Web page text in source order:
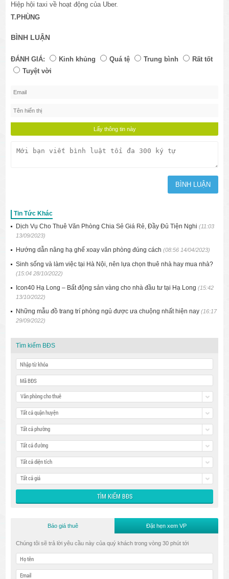
Hiệp hội taxi về hoạt động của Uber.
T.PHÙNG
BÌNH LUẬN
ĐÁNH GIÁ: Kinh khủng Quá tệ Trung bình
Rất tốt
Tuyệt vời
Tin Tức Khác
Dịch Vụ Cho Thuê Văn Phòng Chia Sẻ Giá Rẻ, Đầy Đủ Tiện Nghi(11:03
13/09/2023)
Hướng dẫn nâng hạ ghế xoay văn phòng đúng cách(08:56 14/04/2023)
Sinh sống và làm việc tại Hà Nội, nên lựa chọn thuê nhà hay mua nhà?
(15:04 28/10/2022)
Icon40 Hạ Long – Bất động sản vàng cho nhà đầu tư tại Hạ Long(15:42
13/10/2022)
Những mẫu đồ trang trí phòng ngủ được ưa chuộng nhất hiện nay(16:17
29/09/2022)
Tìm kiếm BĐS
Văn phòng cho thuê
Tất cả quận huyện
Tất cả phường
Tất cả đường
Tất cả diện tích
Tất cả giá
Báo giá thuê Đặt hẹn xem VP
Chúng tôi sẽ trả lời yêu cầu này của quý khách trong vòng 30 phút tới